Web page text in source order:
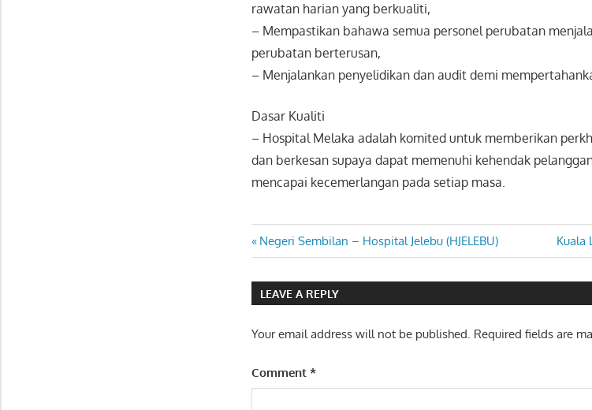
rawatan harian yang berkualiti,
– Mempastikan bahawa semua personel perubatan
perubatan berterusan,
– Menjalankan penyelidikan dan audit demi
Dasar Kualiti
– Hospital Melaka adalah komited untuk memberikan
dan berkesan supaya dapat memenuhi kehendak
mencapai kecemerlangan pada setiap masa.
Post
navigation
Previous
Post:
Negeri Sembilan – Hospital Jelebu (HJELEBU)
Next
Post:
Kuala
LEAVE A REPLY
Your email address will not be published. Required fields are
Comment*